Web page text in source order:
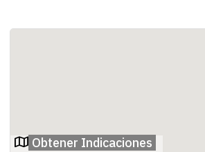
Obtener Indicaciones